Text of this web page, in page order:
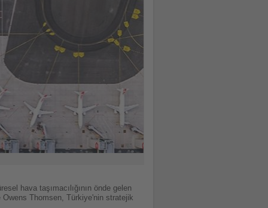
hava taşımacılığının önde gelen
Owens Thomsen, Türkiye'nin stratejik